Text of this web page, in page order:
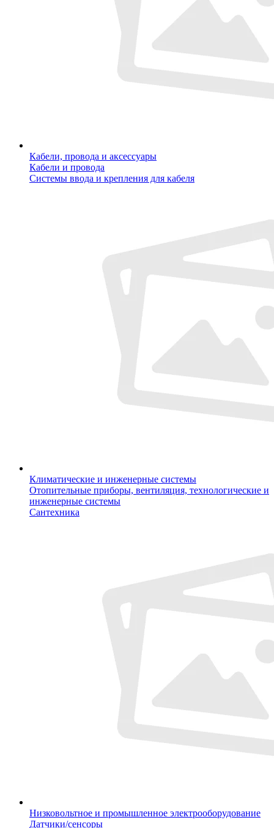
Кабели, провода и аксессуары
Кабели и провода
Системы ввода и крепления для кабеля
Климатические и инженерные системы
Отопительные приборы, вентиляция, технологические и
инженерные системы
Сантехника
Низковольтное и промышленное электрооборудование
Датчики/сенсоры